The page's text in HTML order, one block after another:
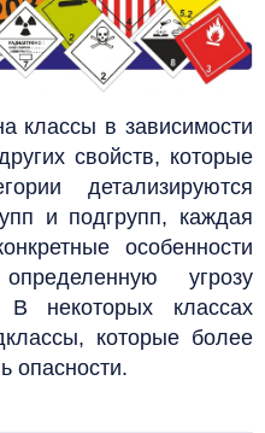
классы в зависимости
свойств, которые
детализируются
и подгрупп, каждая
особенности
угрозу
В некоторых классах
которые более
опасности.